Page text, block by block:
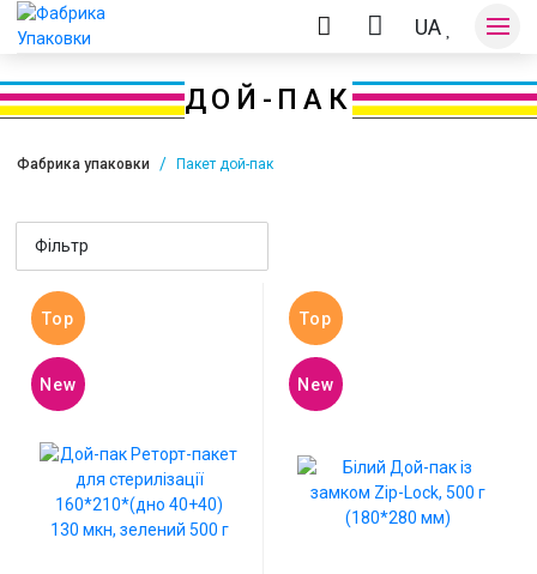
UA
Оплата та доставка
ДОЙ-ПАК
Фабрика упаковки Пакет дой-пак
Фільтр
Top
New
Top
New